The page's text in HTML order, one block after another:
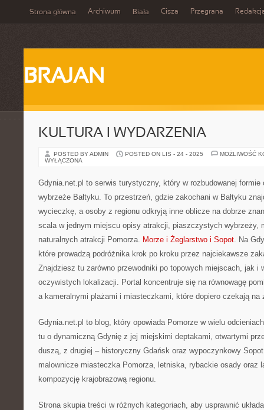
Strona główna Archiwum Biała Cisza Przegrana
BRAJAN
KULTURA I WYDARZENIA
POSTED BY ADMIN POSTED ON LIS - 24 - 2025
MOŻLIWOŚĆ
WYŁĄCZONA
Gdynia.net.pl to serwis turystyczny, który w rozbudowanej formie
wybrzeże Bałtyku. To przestrzeń, gdzie zakochani w Bałtyku
wycieczkę, a osoby z regionu odkryją inne oblicze na dobrze
scala w jednym miejscu opisy atrakcji, piaszczystych wybrzeży,
naturalnych atrakcji Pomorza. Morze i Żeglarstwo i Sopot. Na
które prowadzą podróżnika krok po kroku przez najciekawsze
Znajdziesz tu zarówno przewodniki po topowych miejscach, jak i
oczywistych lokalizacji. Portal koncentruje się na równowagę
a kameralnymi plażami i miasteczkami, które dopiero czekają na
Gdynia.net.pl to blog, który opowiada Pomorze w wielu
tu o dynamiczną Gdynię z jej miejskimi deptakami, otwartymi
duszą, z drugiej – historyczny Gdańsk oraz wypoczynkowy
malownicze miasteczka Pomorza, letniska, rybackie osady oraz
kompozycję krajobrazową regionu.
Strona skupia treści w różnych kategoriach, aby usprawnić